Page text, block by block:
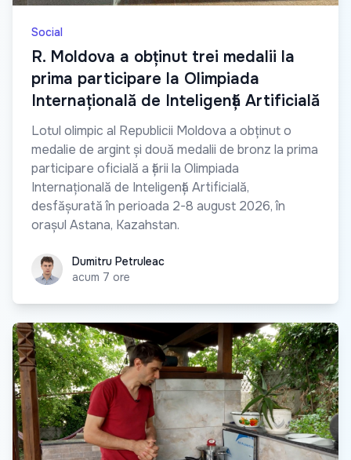
Social
R. Moldova a obținut trei medalii la
prima participare la Olimpiada
Internațională de Inteligență Artificială
Lotul olimpic al Republicii Moldova a obținut o
medalie de argint și două medalii de bronz la prima
participare oficială a țării la Olimpiada
Internațională de Inteligență Artificială,
desfășurată în perioada 2-8 august 2026, în
orașul Astana, Kazahstan.
Dumitru Petruleac
Dumitru Petruleac
acum 7 ore